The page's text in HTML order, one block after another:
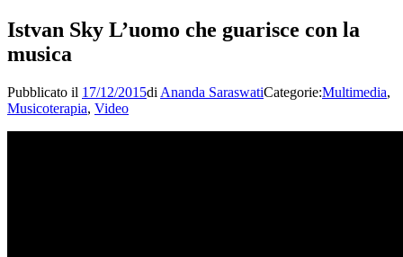
Istvan Sky L’uomo che guarisce con la
musica
Pubblicato il 17/12/2015di Ananda SaraswatiCategorie:Multimedia,
Musicoterapia, Video